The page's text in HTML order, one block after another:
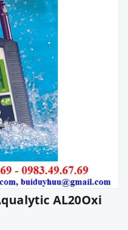
AL20Oxi